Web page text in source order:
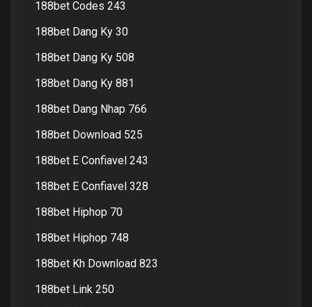
188bet Codes 243
188bet Dang Ky 30
188bet Dang Ky 508
188bet Dang Ky 881
188bet Dang Nhap 766
188bet Download 525
188bet E Confiavel 243
188bet E Confiavel 328
188bet Hiphop 70
188bet Hiphop 748
188bet Kh Download 823
188bet Link 250